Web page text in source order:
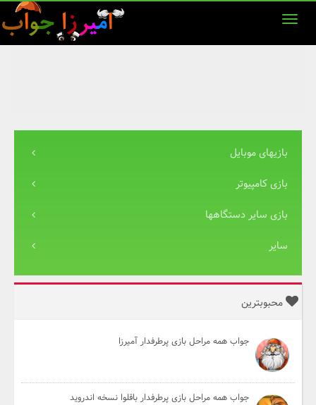
بازیهای موبایل
بازی کامپیوتر
بازی سایر دستگاهها
سایر
محبوبترین
جواب همه مراحل بازی پرطرفدار آمیرزا
جواب همه مراحل بازی پرطرفدار باقلوا نسخه اندروید